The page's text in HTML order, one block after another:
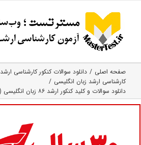
content
صفحه اصلی
دانلود سوالات کنکور کارشناسی ارشد
کارشناسی ارشد زبان انگلیسی
دانلود سوالات و کلید کنکور ارشد ۸۶ زبان انگلیسی (رایگان)